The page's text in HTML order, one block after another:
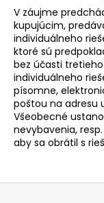
V záujme
kupujúcim,
individuálneho
ktoré sú
bez účasti
individuálneho
písomne,
poštou na adresu
Všeobecné
nevybavenia,
aby sa obrátil s
Z